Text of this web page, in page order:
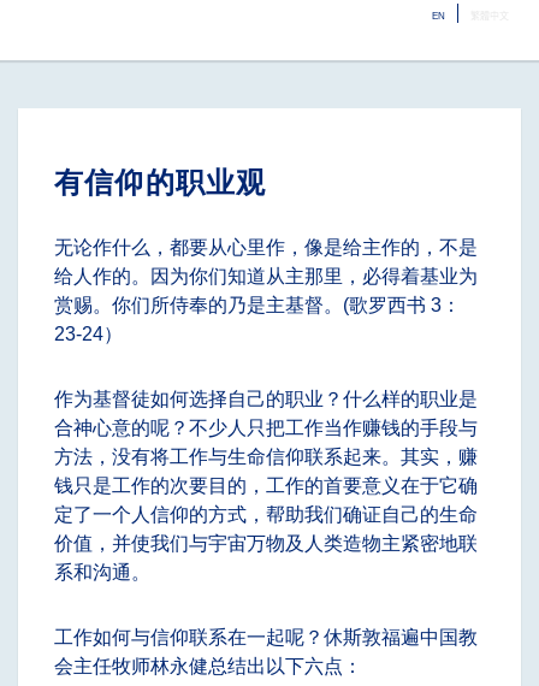
EN
有信仰的职业观
无论作什么，都要从心里作，像是给主作的，不是
给人作的。因为你们知道从主那里，必得着基业为
赏赐。你们所侍奉的乃是主基督。(歌罗西书 3：
23-24）
作为基督徒如何选择自己的职业？什么样的职业是
合神心意的呢？不少人只把工作当作赚钱的手段与
方法，没有将工作与生命信仰联系起来。其实，赚
钱只是工作的次要目的，工作的首要意义在于它确
定了一个人信仰的方式，帮助我们确证自己的生命
价值，并使我们与宇宙万物及人类造物主紧密地联
系和沟通。
工作如何与信仰联系在一起呢？休斯敦福遍中国教
会主任牧师林永健总结出以下六点：